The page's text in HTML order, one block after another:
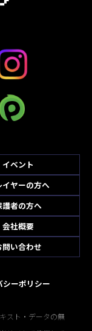
イベント
イヤーの方へ
護者の方へ
会社概要
問い合わせ
シーポリシー
スト・データの無